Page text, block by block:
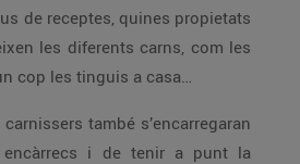
de receptes, quines propietats
les diferents carns, com les
cop les tinguis a casa…
també s’encarregaran
encàrrecs i de tenir a punt la